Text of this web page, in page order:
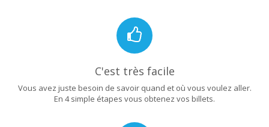
C'est très facile
Vous avez juste besoin de savoir quand et où vous voulez aller.
En 4 simple étapes vous obtenez vos billets.